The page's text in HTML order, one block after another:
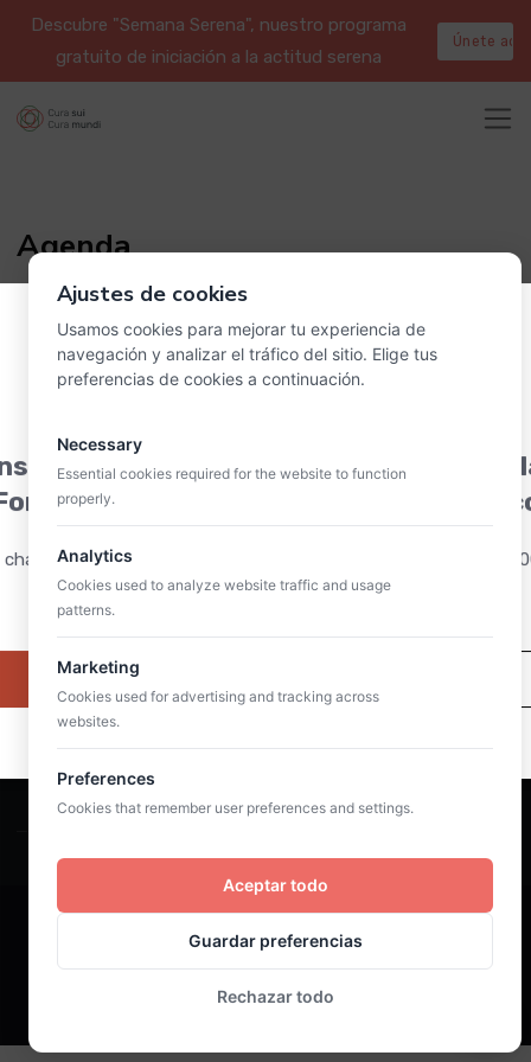
Descubre "Semana Serena", nuestro programa
gratuito de iniciación a la actitud serena
Únete aquí
Agenda
Suscribirme al newsletter
Te puedes dar de baja siempre que quieras. Para más detalles,
consulta nuestra política de privacidad.
©2025 Cura sui. Todos los derechos reservados
Política de privacidad Política de cookies
a la charla informativa sobre
en Acompañamiento
charla será por Zoom el próximo 3 de octubre del 2026 a las
(hora peninsular española).
Quiero asistir
Ajustes de cookies
Usamos cookies para mejorar tu experiencia de
navegación y analizar el tráfico del sitio. Elige tus
preferencias de cookies a continuación.
Necessary
Essential cookies required for the website to function
properly.
Analytics
Cookies used to analyze website traffic and usage
patterns.
Marketing
Cookies used for advertising and tracking across
websites.
Preferences
Cookies that remember user preferences and settings.
Aceptar todo
Guardar preferencias
Rechazar todo